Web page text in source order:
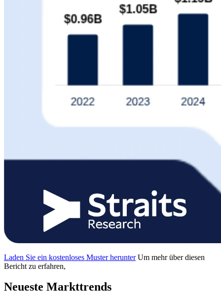
Laden Sie ein kostenloses Muster herunter Um mehr über diesen
Bericht zu erfahren,
Neueste Markttrends